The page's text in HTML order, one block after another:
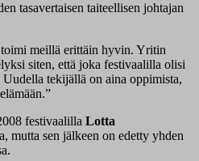
tasavertaisen taiteellisen johtajan
toimi meillä erittäin hyvin. Yritin
siten, että joka festivaalilla olisi
tekijällä on aina oppimista,
festivaalilla Lotta
mutta sen jälkeen on edetty yhden